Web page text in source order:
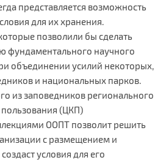
представляется возможность
для их хранения.
позволили бы сделать
фундаментального научного
объединении усилий некоторых,
и национальных парков.
из заповедников регионального
(ЦКП)
ООПТ позволит решить
с размещением и
условия для его